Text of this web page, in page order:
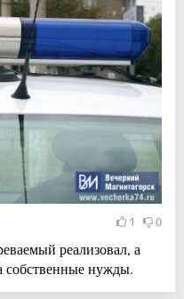
1 0
реализовал, а
собственные нужды.